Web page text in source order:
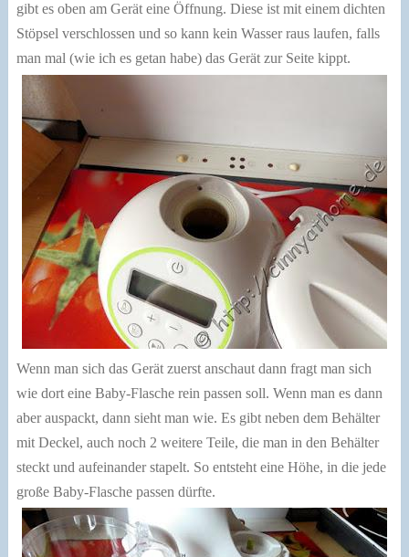
gibt es oben am Gerät eine Öffnung. Diese ist mit einem dichten
Stöpsel verschlossen und so kann kein Wasser raus laufen, falls
man mal (wie ich es getan habe) das Gerät zur Seite kippt.
Wenn man sich das Gerät zuerst anschaut dann fragt man sich
wie dort eine Baby-Flasche rein passen soll. Wenn man es dann
aber auspackt, dann sieht man wie. Es gibt neben dem Behälter
mit Deckel, auch noch 2 weitere Teile, die man in den Behälter
steckt und aufeinander stapelt. So entsteht eine Höhe, in die jede
große Baby-Flasche passen dürfte.